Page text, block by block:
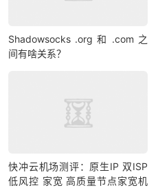
Shadowsocks .org 和 .com 之
间有啥关系？
快冲云机场测评：原生IP 双ISP
低风控 家宽 高质量节点家宽机